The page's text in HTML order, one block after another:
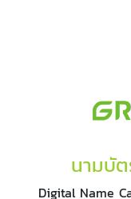
นามบั
Digital Name